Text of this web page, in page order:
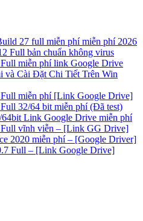
27 full miễn phí miễn phí 2026
Full bản chuẩn không virus
miễn phí link Google Drive
và Cài Đặt Chi Tiết Trên Win
miễn phí [Link Google Drive]
32/64 bit miễn phí (Đã test)
Link Google Drive miễn phí
vĩnh viễn – [Link GG Drive]
2020 miễn phí – [Google Driver]
Full – [Link Google Drive]